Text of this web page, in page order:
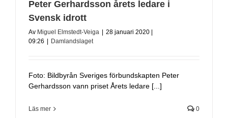
Peter Gerhardsson årets ledare i
Svensk idrott
Av Miguel Elmstedt-Veiga | 28 januari 2020 |
09:26 | Damlandslaget
Foto: Bildbyrån Sveriges förbundskapten Peter
Gerhardsson vann priset Årets ledare [...]
Läs mer 0